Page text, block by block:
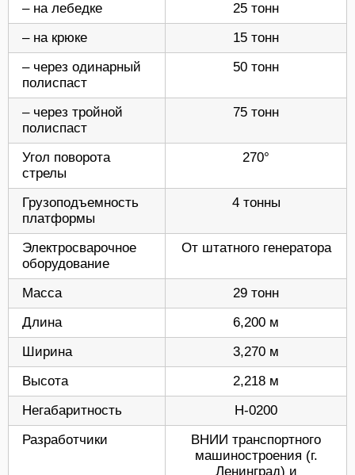
– на лебедке
25 тонн
– на крюке
15 тонн
– через одинарный
полиспаст
50 тонн
– через тройной
полиспаст
75 тонн
Угол поворота
стрелы
270°
Грузоподъемность
платформы
4 тонны
Электросварочное
оборудование
От штатного генератора
Масса
29 тонн
Длина
6,200 м
Ширина
3,270 м
Высота
2,218 м
Негабаритность
Н-0200
Разработчики
ВНИИ транспортного
машиностроения (г.
Ленинград) и